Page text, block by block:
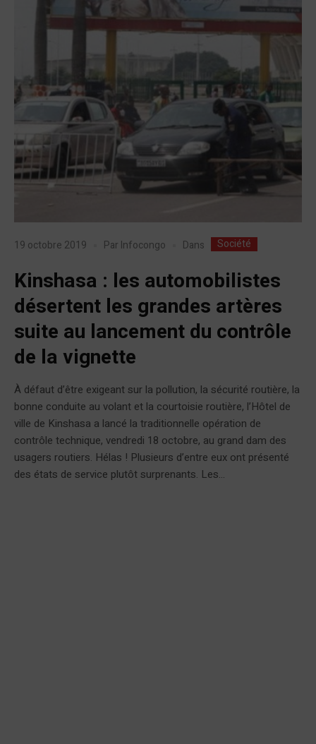
19 octobre 2019 Par Infocongo Dans Société
Kinshasa : les automobilistes
désertent les grandes artères
suite au lancement du contrôle
de la vignette
À défaut d’être exigeant sur la pollution, la sécurité routière, la
bonne conduite au volant et la courtoisie routière, l’Hôtel de
ville de Kinshasa a lancé la traditionnelle opération de
contrôle technique, vendredi 18 octobre, au grand dam des
usagers routiers. Hélas ! Plusieurs d’entre eux ont présenté
des états de service plutôt surprenants. Les...